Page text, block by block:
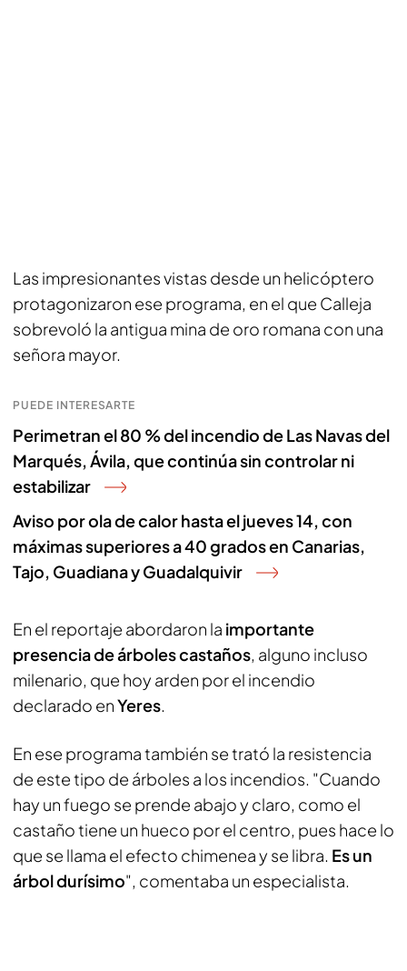
Las impresionantes vistas desde un helicóptero
protagonizaron ese programa, en el que Calleja
sobrevoló la antigua mina de oro romana con una
señora mayor.
PUEDE INTERESARTE
Perimetran el 80 % del incendio de Las Navas del
Marqués, Ávila, que continúa sin controlar ni
estabilizar
Aviso por ola de calor hasta el jueves 14, con
máximas superiores a 40 grados en Canarias,
Tajo, Guadiana y Guadalquivir
En el reportaje abordaron la importante
presencia de árboles castaños, alguno incluso
milenario, que hoy arden por el incendio
declarado enYeres.
En ese programa también se trató la resistencia
de este tipo de árboles a los incendios. "Cuando
hay un fuego se prende abajo y claro, como el
castaño tiene un hueco por el centro, pues hace lo
que se llama el efecto chimenea y se libra. Es un
árbol durísimo", comentaba un especialista.